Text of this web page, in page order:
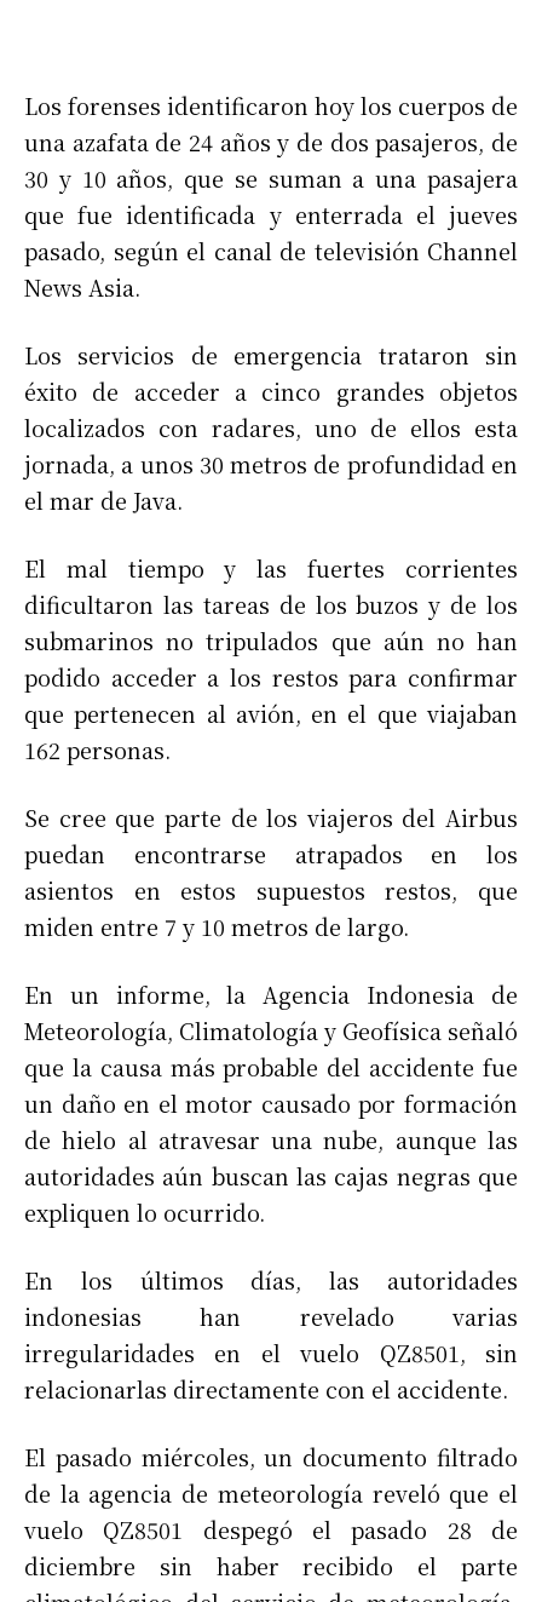
Los forenses identificaron hoy los cuerpos de
una azafata de 24 años y de dos pasajeros, de
30 y 10 años, que se suman a una pasajera
que fue identificada y enterrada el jueves
pasado, según el canal de televisión Channel
News Asia.
Los servicios de emergencia trataron sin
éxito de acceder a cinco grandes objetos
localizados con radares, uno de ellos esta
jornada, a unos 30 metros de profundidad en
el mar de Java.
El mal tiempo y las fuertes corrientes
dificultaron las tareas de los buzos y de los
submarinos no tripulados que aún no han
podido acceder a los restos para confirmar
que pertenecen al avión, en el que viajaban
162 personas.
Se cree que parte de los viajeros del Airbus
puedan encontrarse atrapados en los
asientos en estos supuestos restos, que
miden entre 7 y 10 metros de largo.
En un informe, la Agencia Indonesia de
Meteorología, Climatología y Geofísica señaló
que la causa más probable del accidente fue
un daño en el motor causado por formación
de hielo al atravesar una nube, aunque las
autoridades aún buscan las cajas negras que
expliquen lo ocurrido.
En los últimos días, las autoridades
indonesias han revelado varias
irregularidades en el vuelo QZ8501, sin
relacionarlas directamente con el accidente.
El pasado miércoles, un documento filtrado
de la agencia de meteorología reveló que el
vuelo QZ8501 despegó el pasado 28 de
diciembre sin haber recibido el parte